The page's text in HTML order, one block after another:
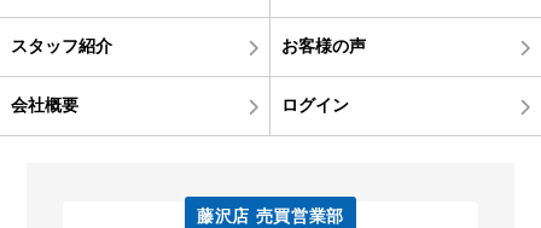
スタッフ紹介 お客様の声
会社概要 ログイン
藤沢店 売買営業部